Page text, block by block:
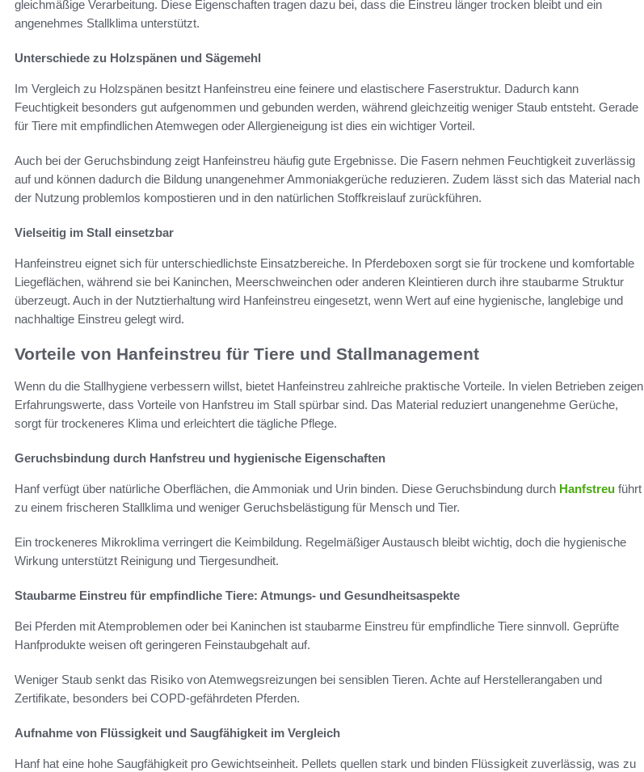
gleichmäßige Verarbeitung. Diese Eigenschaften tragen dazu bei, dass die Einstreu länger trocken bleibt und ein
angenehmes Stallklima unterstützt.
Unterschiede zu Holzspänen und Sägemehl
Im Vergleich zu Holzspänen besitzt Hanfeinstreu eine feinere und elastischere Faserstruktur. Dadurch kann
Feuchtigkeit besonders gut aufgenommen und gebunden werden, während gleichzeitig weniger Staub entsteht. Gerade
für Tiere mit empfindlichen Atemwegen oder Allergieneigung ist dies ein wichtiger Vorteil.
Auch bei der Geruchsbindung zeigt Hanfeinstreu häufig gute Ergebnisse. Die Fasern nehmen Feuchtigkeit zuverlässig
auf und können dadurch die Bildung unangenehmer Ammoniakgerüche reduzieren. Zudem lässt sich das Material nach
der Nutzung problemlos kompostieren und in den natürlichen Stoffkreislauf zurückführen.
Vielseitig im Stall einsetzbar
Hanfeinstreu eignet sich für unterschiedlichste Einsatzbereiche. In Pferdeboxen sorgt sie für trockene und komfortable
Liegeflächen, während sie bei Kaninchen, Meerschweinchen oder anderen Kleintieren durch ihre staubarme Struktur
überzeugt. Auch in der Nutztierhaltung wird Hanfeinstreu eingesetzt, wenn Wert auf eine hygienische, langlebige und
nachhaltige Einstreu gelegt wird.
Vorteile von Hanfeinstreu für Tiere und Stallmanagement
Wenn du die Stallhygiene verbessern willst, bietet Hanfeinstreu zahlreiche praktische Vorteile. In vielen Betrieben zeigen
Erfahrungswerte, dass Vorteile von Hanfstreu im Stall spürbar sind. Das Material reduziert unangenehme Gerüche,
sorgt für trockeneres Klima und erleichtert die tägliche Pflege.
Geruchsbindung durch Hanfstreu und hygienische Eigenschaften
Hanf verfügt über natürliche Oberflächen, die Ammoniak und Urin binden. Diese Geruchsbindung durch Hanfstreu führt
zu einem frischeren Stallklima und weniger Geruchsbelästigung für Mensch und Tier.
Ein trockeneres Mikroklima verringert die Keimbildung. Regelmäßiger Austausch bleibt wichtig, doch die hygienische
Wirkung unterstützt Reinigung und Tiergesundheit.
Staubarme Einstreu für empfindliche Tiere: Atmungs- und Gesundheitsaspekte
Bei Pferden mit Atemproblemen oder bei Kaninchen ist staubarme Einstreu für empfindliche Tiere sinnvoll. Geprüfte
Hanfprodukte weisen oft geringeren Feinstaubgehalt auf.
Weniger Staub senkt das Risiko von Atemwegsreizungen bei sensiblen Tieren. Achte auf Herstellerangaben und
Zertifikate, besonders bei COPD-gefährdeten Pferden.
Aufnahme von Flüssigkeit und Saugfähigkeit im Vergleich
Hanf hat eine hohe Saugfähigkeit pro Gewichtseinheit. Pellets quellen stark und binden Flüssigkeit zuverlässig, was zu